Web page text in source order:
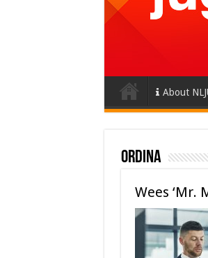
About
Ordina
Wees ‘Mr.